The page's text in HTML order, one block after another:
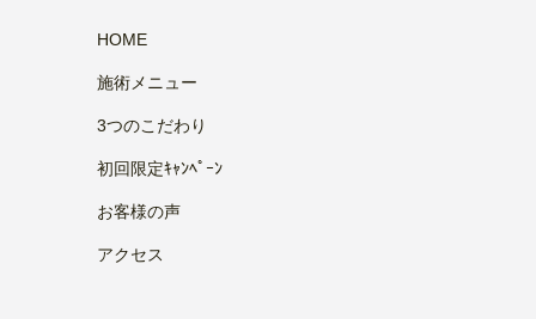
HOME
施術メニュー
3つのこだわり
初回限定ｷｬﾝﾍﾟｰﾝ
お客様の声
アクセス